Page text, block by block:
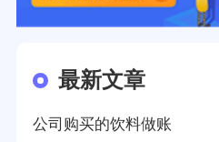
最新文章
公司购买的饮料做账